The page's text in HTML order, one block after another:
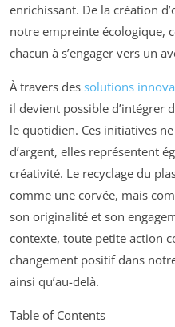
enrichissant. De la création
notre empreinte écologique,
chacun à s’engager vers un
À travers des solutions
il devient possible d’intégrer
le quotidien. Ces initiatives
d’argent, elles représentent
créativité. Le recyclage du
comme une corvée, mais
son originalité et son
contexte, toute petite action
changement positif dans
ainsi qu’au-delà.
Table of Contents